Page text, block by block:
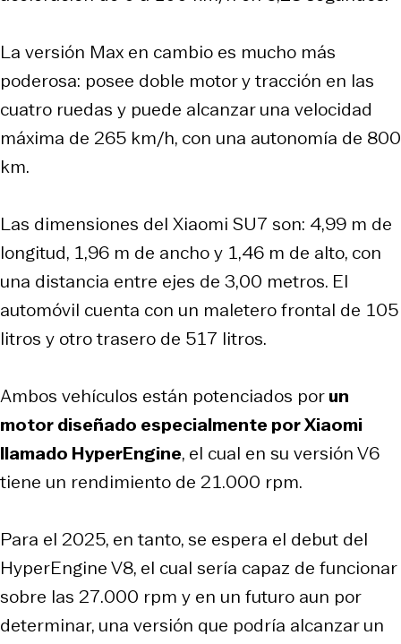
La versión Max en cambio es mucho más
poderosa: posee doble motor y tracción en las
cuatro ruedas y puede alcanzar una velocidad
máxima de 265 km/h, con una autonomía de 800
km.
Las dimensiones del Xiaomi SU7 son: 4,99 m de
longitud, 1,96 m de ancho y 1,46 m de alto, con
una distancia entre ejes de 3,00 metros. El
automóvil cuenta con un maletero frontal de 105
litros y otro trasero de 517 litros.
Ambos vehículos están potenciados porun
motor diseñado especialmente por Xiaomi
llamado HyperEngine, el cual en su versión V6
tiene un rendimiento de 21.000 rpm.
Para el 2025, en tanto, se espera el debut del
HyperEngine V8, el cual sería capaz de funcionar
sobre las 27.000 rpm y en un futuro aun por
determinar, una versión que podría alcanzar un